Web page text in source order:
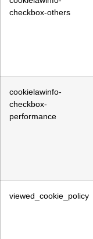
checkbox-others
cookielawinfo-
checkbox-
performance
viewed_cookie_policy